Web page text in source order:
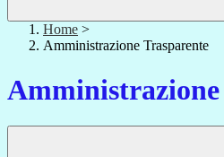
Home >
Amministrazione Trasparente